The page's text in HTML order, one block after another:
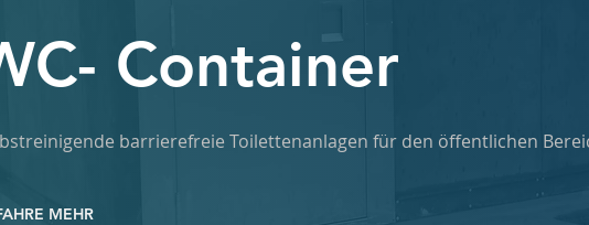
Container
barrierefreie Toilettenanlagen für den öffentlichen
MEHR